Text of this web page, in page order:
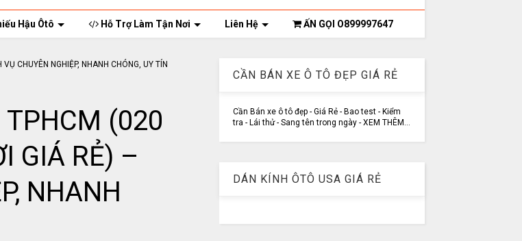
Hậu Ôtô Hỗ Trợ Làm Tận Nơi Liên Hệ ẤN GỌI O899997647
TPHCM (020
GIÁ RẺ) –
NHANH
CẦN BÁN XE Ô TÔ ĐẸP GIÁ RẺ
Cần Bán xe ô tô đẹp - Giá Rẻ - Bao test - Kiểm
tra - Lái thử - Sang tên trong ngày - XEM THÊM...
DÁN KÍNH ÔTÔ USA GIÁ RẺ